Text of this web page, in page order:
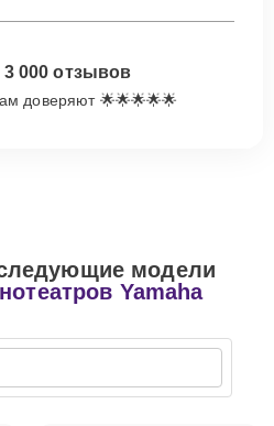
3 000 отзывов
доверяют 🌟🌟🌟🌟🌟
модели
Yamaha